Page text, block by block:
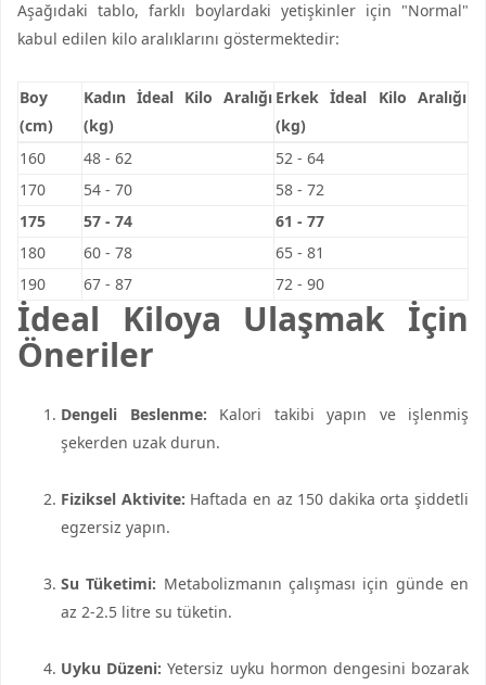
Aşağıdaki tablo, farklı boylardaki yetişkinler için "Normal"
kabul edilen kilo aralıklarını göstermektedir:
Boy
(cm)
Kadın İdeal Kilo Aralığı
(kg)
Erkek İdeal Kilo Aralığı
(kg)
160
48 - 62
52 - 64
170
54 - 70
58 - 72
175
57 - 74
61 - 77
180
60 - 78
65 - 81
190
67 - 87 72 - 90
İdeal Kiloya Ulaşmak İçin
Öneriler
Dengeli Beslenme: Kalori takibi yapın ve işlenmiş
şekerden uzak durun.
Fiziksel Aktivite: Haftada en az 150 dakika orta şiddetli
egzersiz yapın.
Su Tüketimi: Metabolizmanın çalışması için günde en
az 2-2.5 litre su tüketin.
Uyku Düzeni: Yetersiz uyku hormon dengesini bozarak